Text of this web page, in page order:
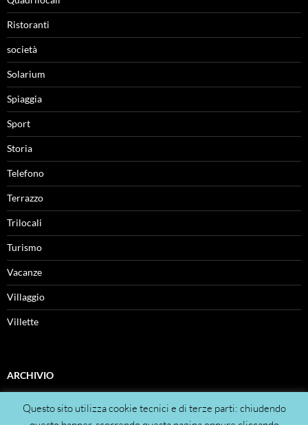
Ristoranti
società
Solarium
Spiaggia
Sport
Storia
Telefono
Terrazzo
Trilocali
Turismo
Vacanze
Villaggio
Villette
ARCHIVIO
Archivio
Questo sito utilizza cookie tecnici e di terze parti: chiudendo